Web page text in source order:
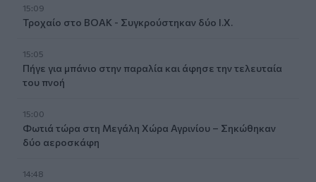
15:09
Τροχαίο στο ΒΟΑΚ - Συγκρούστηκαν δύο Ι.Χ.
15:05
Πήγε για μπάνιο στην παραλία και άφησε την τελευταία
του πνοή
15:00
Φωτιά τώρα στη Μεγάλη Χώρα Αγρινίου – Σηκώθηκαν
δύο αεροσκάφη
14:48